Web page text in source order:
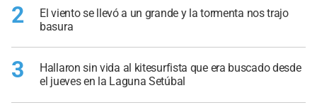
2
El viento se llevó a un grande y la tormenta nos trajo
basura
3
Hallaron sin vida al kitesurfista que era buscado desde
el jueves en la Laguna Setúbal